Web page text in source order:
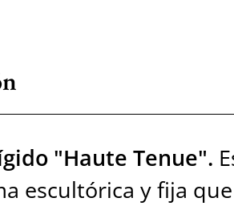
"Haute Tenue".
escultórica y fija